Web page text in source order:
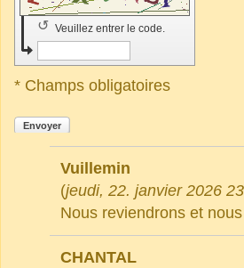
Veuillez entrer le code.
↺
* Champs obligatoires
Envoyer
Vuillemin
(jeudi, 22. janvier 2026
Nous reviendrons et
CHANTAL